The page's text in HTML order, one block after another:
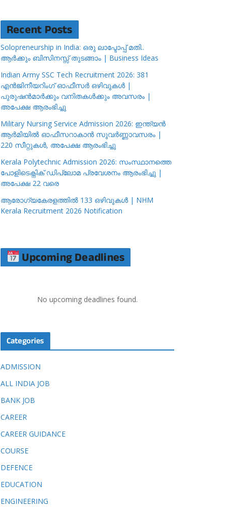
Recent Posts
Solopreneurship in India: ഒരു ലാപ്ടോപ്പ് മതി..
ആർക്കും ബിസിനസ്സ് തുടങ്ങാം | Business Ideas
Indian Army SSC Tech Recruitment 2026: 381
എൻജിനീയറിംഗ് ഓഫീസർ ഒഴിവുകൾ |
പുരുഷൻമാർക്കും വനിതകൾക്കും അവസരം |
അപേക്ഷ ആരംഭിച്ചു
Military Nursing Service Admission 2026: ഇന്ത്യൻ
ആർമിയിൽ ഓഫീസറാകാൻ സുവർണ്ണാവസരം |
220 സീറ്റുകൾ, അപേക്ഷ ആരംഭിച്ചു
Kerala Polytechnic Admission 2026: സംസ്ഥാനത്തെ
പോളിടെക്നിക് ഡിപ്ലോമ പ്രവേശനം ആരംഭിച്ചു |
അപേക്ഷ 22 വരെ
ആരോഗ്യകേരളത്തിൽ 133 ഒഴിവുകൾ | NHM
Kerala Recruitment 2026 Notification
Upcoming Deadlines
No upcoming deadlines found.
Categories
ADMISSION
ALL INDIA JOB
BANK JOB
CAREER
CAREER GUIDANCE
COURSE
DEFENCE
EDUCATION
ENGINEERING